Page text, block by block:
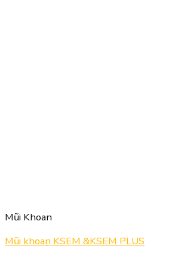
Mũi Khoan
Mũi khoan KSEM &KSEM PLUS